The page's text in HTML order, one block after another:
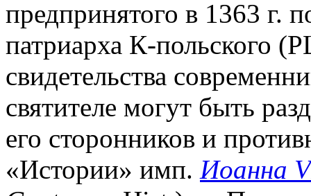
предпринятого в 1363 г.
патриарха К-польского
свидетельства
святителе могут быть
его сторонников и
«Истории» имп. Иоанна